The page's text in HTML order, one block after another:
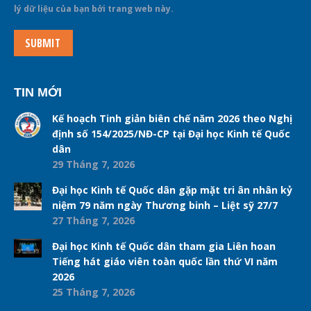
lý dữ liệu của bạn bởi trang web này.
SUBMIT
TIN MỚI
Kế hoạch Tinh giản biên chế năm 2026 theo Nghị
định số 154/2025/NĐ-CP tại Đại học Kinh tế Quốc
dân
29 Tháng 7, 2026
Đại học Kinh tế Quốc dân gặp mặt tri ân nhân kỷ
niệm 79 năm ngày Thương binh – Liệt sỹ 27/7
27 Tháng 7, 2026
Đại học Kinh tế Quốc dân tham gia Liên hoan
Tiếng hát giáo viên toàn quốc lần thứ VI năm
2026
25 Tháng 7, 2026